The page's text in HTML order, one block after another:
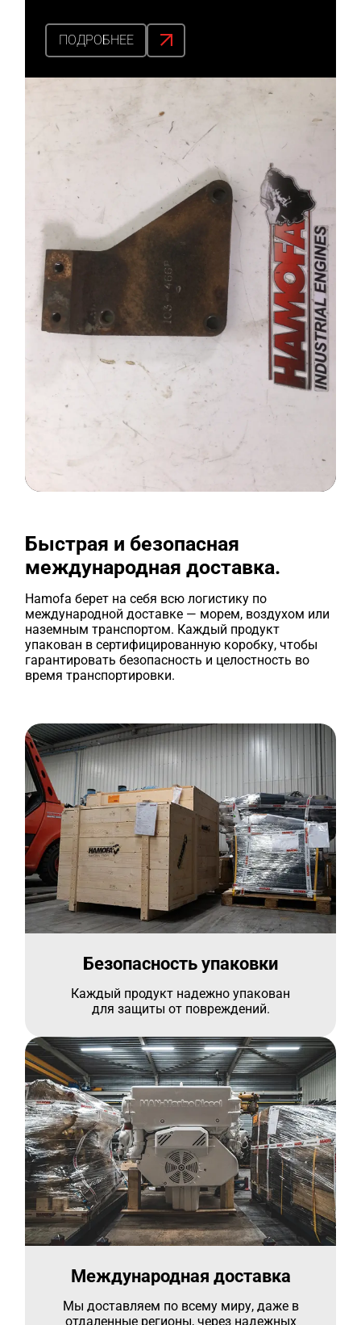
ПОДРОБНЕЕ
Быстрая и безопасная
международная доставка.
Hamofa берет на себя всю логистику по
международной доставке — морем, воздухом или
наземным транспортом. Каждый продукт
упакован в сертифицированную коробку, чтобы
гарантировать безопасность и целостность во
время транспортировки.
Безопасность упаковки
Каждый продукт надежно упакован
для защиты от повреждений.
Международная доставка
Мы доставляем по всему миру, даже в
отдаленные регионы, через надежных